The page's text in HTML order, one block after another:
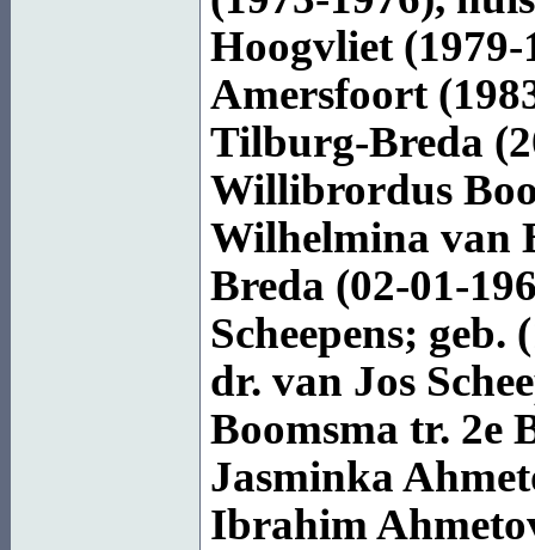
Hoogvliet
Amersfoort
Tilburg-Breda
Willibrordus
Wilhelmina van
Breda (02-01-
Scheepens; geb.
dr. van Jos
Boomsma tr. 2e
Jasminka
Ibrahim